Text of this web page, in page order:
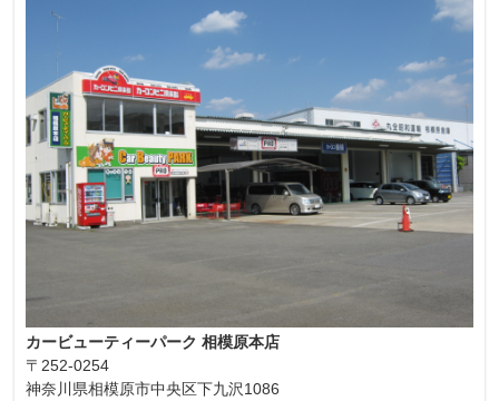
カービューティーパーク 相模原本店
〒252-0254
神奈川県相模原市中央区下九沢1086